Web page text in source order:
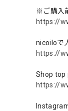
※ご購入
https://
nicoiloで
https://
Shop
https://